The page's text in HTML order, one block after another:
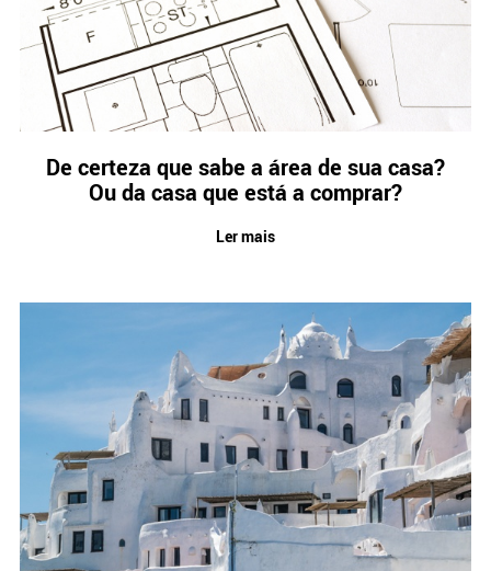
Arrendamento
Investimento
MINUTO IMOBILIÁRIO
Crédito
Coronavírus
Arquitetura
Entrevistas
Mediação Imobiliária
Newsletter
Contactos
Sobre
De certeza que sabe a área de sua casa?
Ou da casa que está a comprar?
Ler mais